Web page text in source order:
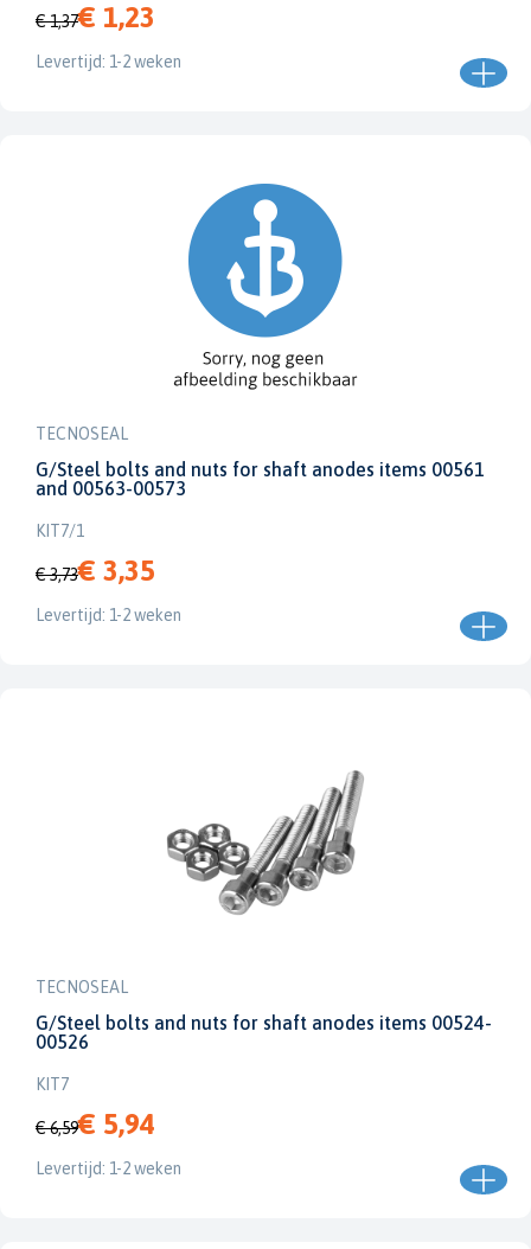
€ 1,37€ 1,23
Levertijd: 1-2 weken
TECNOSEAL
G/Steel bolts and nuts for shaft anodes items 00561
and 00563-00573
KIT7/1
€ 3,73€ 3,35
Levertijd: 1-2 weken
TECNOSEAL
G/Steel bolts and nuts for shaft anodes items 00524-
00526
KIT7
€ 6,59€ 5,94
Levertijd: 1-2 weken